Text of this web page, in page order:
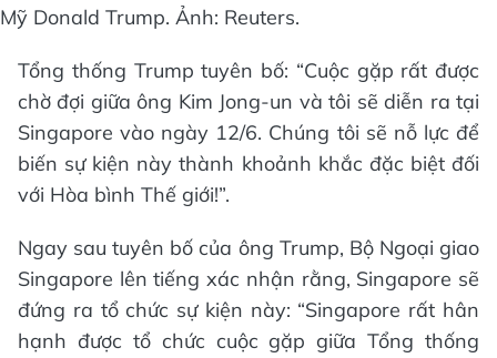
Mỹ Donald Trump. Ảnh: Reuters.
Tổng thống Trump tuyên bố: “Cuộc gặp rất được
chờ đợi giữa ông Kim Jong-un và tôi sẽ diễn ra tại
Singapore vào ngày 12/6. Chúng tôi sẽ nỗ lực để
biến sự kiện này thành khoảnh khắc đặc biệt đối
với Hòa bình Thế giới!”.
Ngay sau tuyên bố của ông Trump, Bộ Ngoại giao
Singapore lên tiếng xác nhận rằng, Singapore sẽ
đứng ra tổ chức sự kiện này: “Singapore rất hân
hạnh được tổ chức cuộc gặp giữa Tổng thống